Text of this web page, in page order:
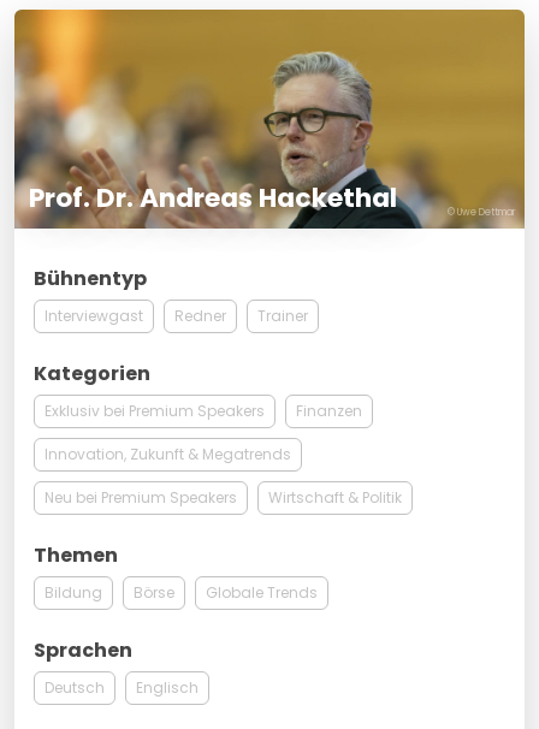
© Uwe Dettmar
Prof. Dr. Andreas Hackethal
Bühnentyp
Interviewgast Redner Trainer
Kategorien
Exklusiv bei Premium Speakers Finanzen
Innovation, Zukunft & Megatrends
Neu bei Premium Speakers Wirtschaft & Politik
Themen
Bildung Börse Globale Trends
Sprachen
Deutsch Englisch